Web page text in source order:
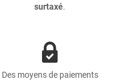
surtaxé.
Des moyens de paiements